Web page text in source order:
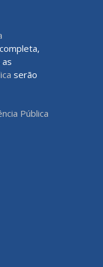
completa,
serão
Pública